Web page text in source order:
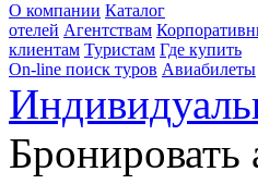
О компании Каталог
отелей Агентствам
клиентам Туристам Где купить
On-line поиск туров Авиабилеты
Бронировать